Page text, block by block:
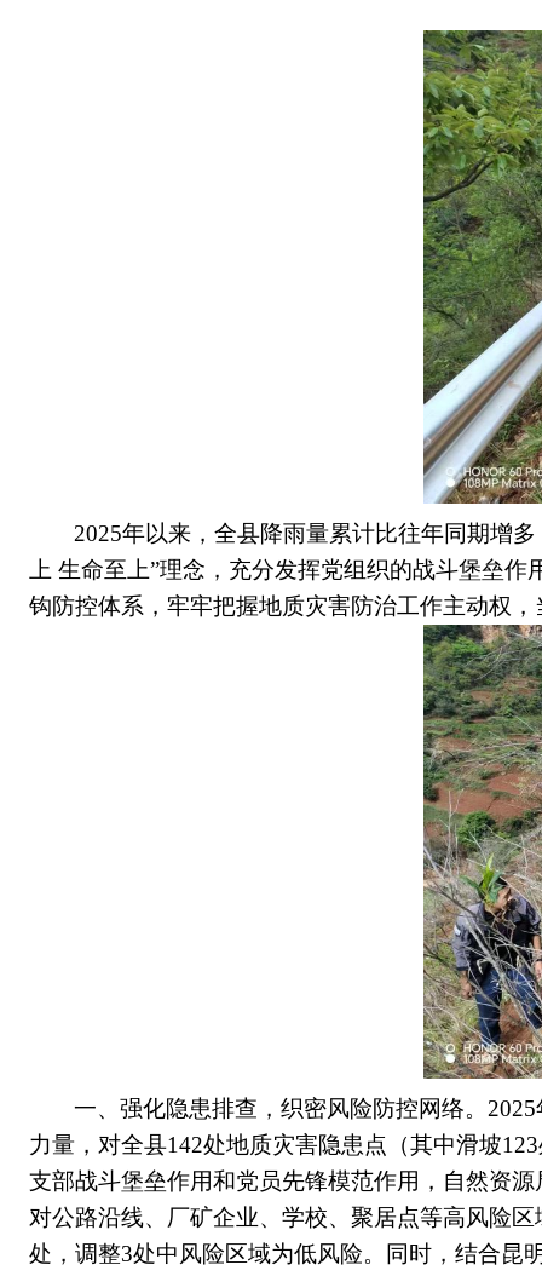
2025年以来， 全县降雨量累计比往年同期增
上 生命至上”理念， 充分发挥党组织的战斗堡垒作
钩防控体系， 牢牢把握地质灾害防治工作主动权
一、 强化隐患排查，织密风险防控网络。 2025
力量，对全县142处地质灾害隐患点（其中滑坡123
支部战斗堡垒作用和党员先锋模范作用，自然资
对公路沿线、厂矿企业、学校、聚居点等高风险
处，调整3处中风险区域为低风险。同时，结合昆